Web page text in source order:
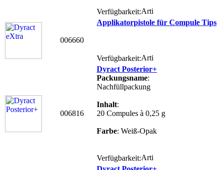
Verfügbarkeit:
006660
Applikatorpistole für Compule Tips
Verfügbarkeit:
006816
Dyract Posterior+
Packungsname:
Nachfüllpackung
Inhalt:
20 Compules à 0,25 g
Farbe: Weiß-Opak
Verfügbarkeit: